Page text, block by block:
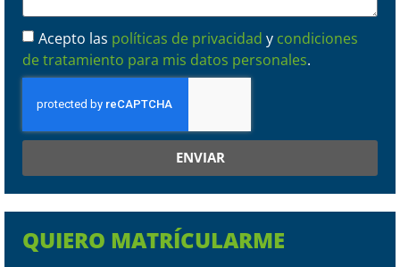
Acepto las políticas de privacidad y condiciones
de tratamiento para mis datos personales.
ENVIAR
QUIERO MATRÍCULARME